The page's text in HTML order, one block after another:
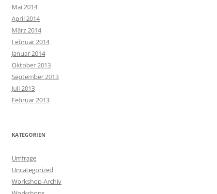
Mai 2014
April 2014
März 2014
Februar 2014
Januar 2014
Oktober 2013
September 2013
Juli 2013
Februar 2013
KATEGORIEN
Umfrage
Uncategorized
Workshop-Archiv